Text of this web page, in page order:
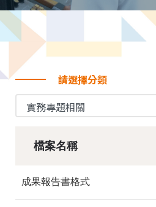
請選擇分類
檔案名稱
成果報告書格式